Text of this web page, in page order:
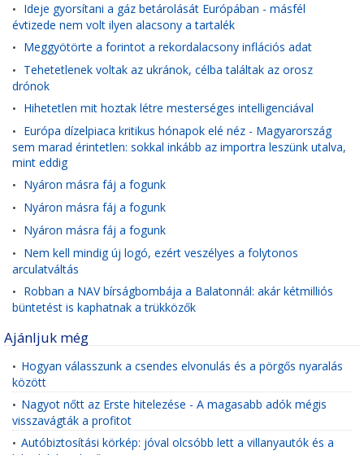
• Ideje gyorsítani a gáz betárolását Európában - másfél
évtizede nem volt ilyen alacsony a tartalék
• Meggyötörte a forintot a rekordalacsony inflációs adat
• Tehetetlenek voltak az ukránok, célba találtak az orosz
drónok
• Hihetetlen mit hoztak létre mesterséges intelligenciával
• Európa dízelpiaca kritikus hónapok elé néz - Magyarország
sem marad érintetlen: sokkal inkább az importra leszünk utalva,
mint eddig
• Nyáron másra fáj a fogunk
• Nyáron másra fáj a fogunk
• Nyáron másra fáj a fogunk
• Nem kell mindig új logó, ezért veszélyes a folytonos
arculatváltás
• Robban a NAV bírságbombája a Balatonnál: akár kétmilliós
büntetést is kaphatnak a trükközők
Ajánljuk még
• Hogyan válasszunk a csendes elvonulás és a pörgős nyaralás
között
• Nagyot nőtt az Erste hitelezése - A magasabb adók mégis
visszavágták a profitot
• Autóbiztosítási körkép: jóval olcsóbb lett a villanyautók és a